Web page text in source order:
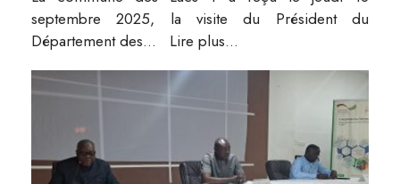
septembre 2025, la visite du Président du
Département des... Lire plus...